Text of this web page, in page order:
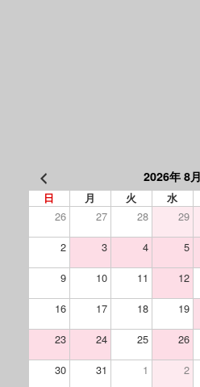
2026年 8月
日 月 火 水
26 27 28 29
2
3 4 5
9
10 11 12
16
17 18 19
23
24 25 26
30
31 1 2